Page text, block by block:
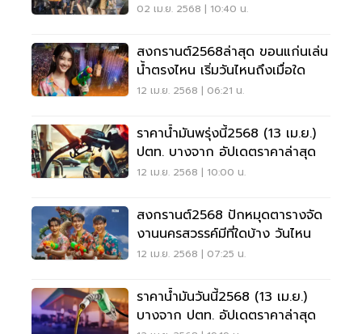
02 เม.ย. 2568 | 10:40 น.
สงกรานต์2568ล่าสุด ขอนแก่นเล่น
น้ำตรงไหน เริ่มวันไหนถึงเมื่อใด
12 เม.ย. 2568 | 06:21 น.
ราคาน้ำมันพรุ่งนี้2568 (13 เม.ย.)
ปตท. บางจาก อัปเดตราคาล่าสุด
12 เม.ย. 2568 | 10:00 น.
สงกรานต์2568 ปักหมุดตารางจัด
งานนครสวรรค์มีที่ใดบ้าง วันไหน
12 เม.ย. 2568 | 07:25 น.
ราคาน้ำมันวันนี้2568 (13 เม.ย.)
บางจาก ปตท. อัปเดตราคาล่าสุด